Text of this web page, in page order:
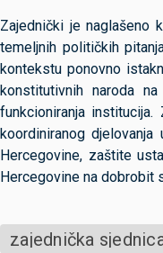
Zajednički je naglašeno
temeljnih političkih
kontekstu ponovno
konstitutivnih naroda
funkcioniranja
koordiniranog
Hercegovine, zaštite
Hercegovine na dobrobit
zajednička